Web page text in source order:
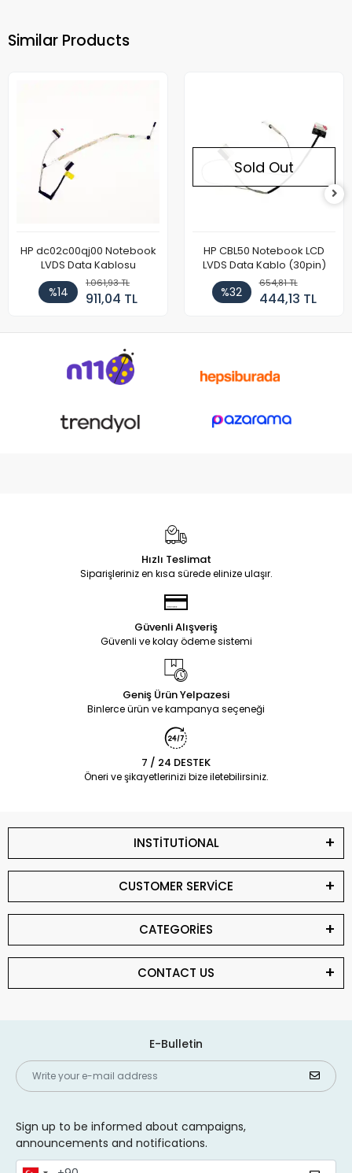
Similar Products
HP dc02c00qj00 Notebook
LVDS Data Kablosu
%14
1.061,93 TL
911,04 TL
Sold Out
HP CBL50 Notebook LCD
LVDS Data Kablo (30pin)
%32
654,81 TL
444,13 TL
Hızlı Teslimat
Siparişleriniz en kısa sürede elinize ulaşır.
Güvenli Alışveriş
Güvenli ve kolay ödeme sistemi
Geniş Ürün Yelpazesi
Binlerce ürün ve kampanya seçeneği
7 / 24 DESTEK
Öneri ve şikayetlerinizi bize iletebilirsiniz.
INSTİTUTİONAL
CUSTOMER SERVİCE
CATEGORİES
CONTACT US
E-Bulletin
Sign up to be informed about campaigns,
announcements and notifications.